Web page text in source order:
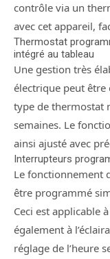
contrôle via un
avec cet appareil,
Thermostat
intégré au tableau
Une gestion très
électrique peut être
type de thermostat
semaines. Le
ainsi ajusté avec
Interrupteurs
Le fonctionnement
être programmé
Ceci est applicable
également à
réglage de l’heure